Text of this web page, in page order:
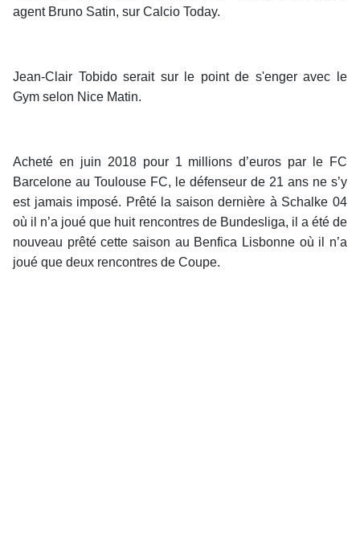
agent Bruno Satin, sur Calcio Today.
Jean-Clair Tobido serait sur le point de s'enger avec le
Gym selon Nice Matin.
Acheté en juin 2018 pour 1 millions d’euros par le FC
Barcelone au Toulouse FC, le défenseur de 21 ans ne s’y
est jamais imposé. Prêté la saison dernière à Schalke 04
où il n’a joué que huit rencontres de Bundesliga, il a été de
nouveau prêté cette saison au Benfica Lisbonne où il n’a
joué que deux rencontres de Coupe.